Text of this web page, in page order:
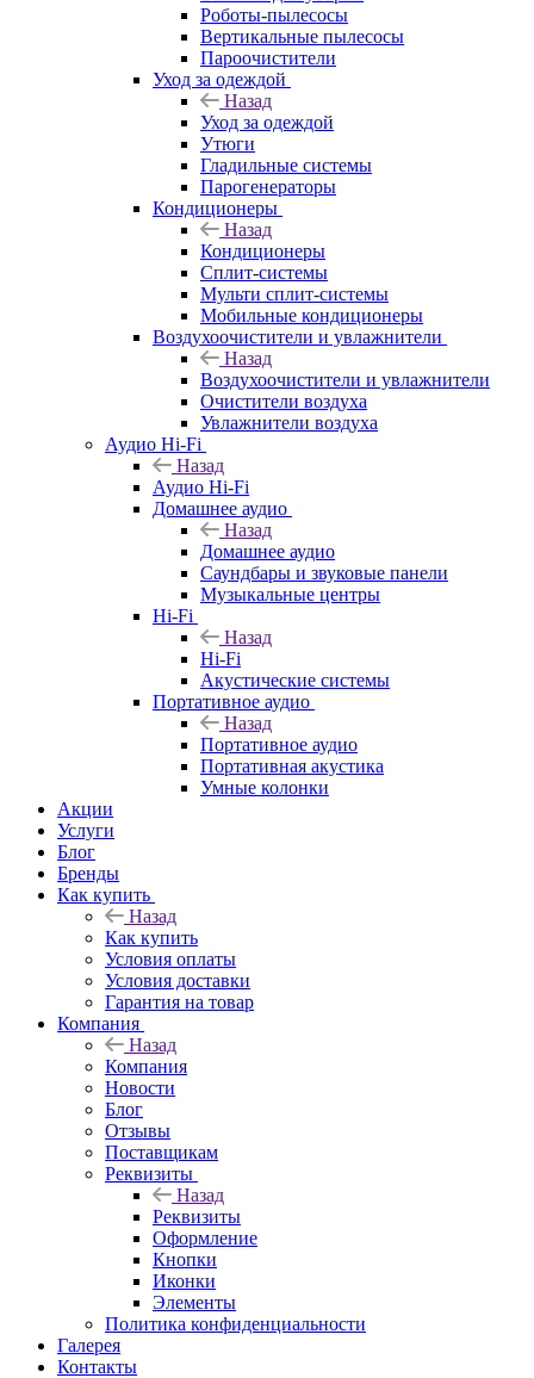
Роботы-пылесосы
Вертикальные пылесосы
Пароочистители
Уход за одеждой
Назад
Уход за одеждой
Утюги
Гладильные системы
Парогенераторы
Кондиционеры
Назад
Кондиционеры
Сплит-системы
Мульти сплит-системы
Мобильные кондиционеры
Воздухоочистители и увлажнители
Назад
Воздухоочистители и увлажнители
Очистители воздуха
Увлажнители воздуха
Аудио Hi-Fi
Назад
Аудио Hi-Fi
Домашнее аудио
Назад
Домашнее аудио
Саундбары и звуковые панели
Музыкальные центры
Hi-Fi
Назад
Hi-Fi
Акустические системы
Портативное аудио
Назад
Портативное аудио
Портативная акустика
Умные колонки
Акции
Услуги
Блог
Бренды
Как купить
Назад
Как купить
Условия оплаты
Условия доставки
Гарантия на товар
Компания
Назад
Компания
Новости
Блог
Отзывы
Поставщикам
Реквизиты
Назад
Реквизиты
Оформление
Кнопки
Иконки
Элементы
Политика конфиденциальности
Галерея
Контакты